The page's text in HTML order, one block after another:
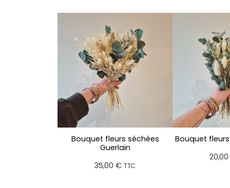
Bouquet fleurs séchées
Guerlain
35,00 € TTC
Bouquet
20,00